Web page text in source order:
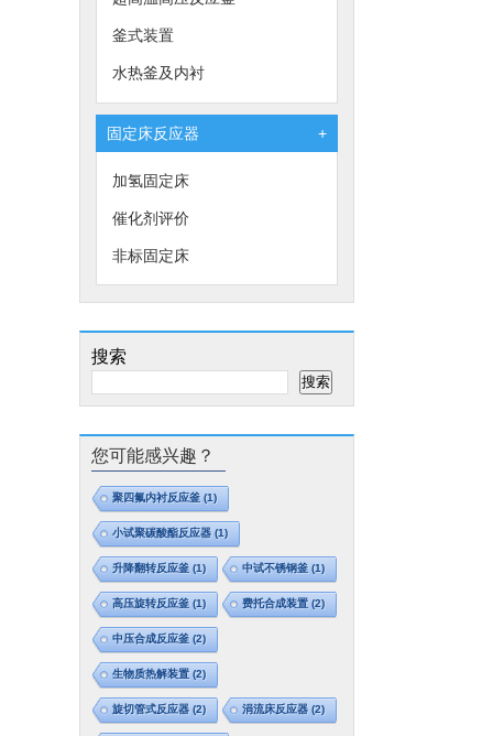
釜式装置
水热釜及内衬
固定床反应器 +
加氢固定床
催化剂评价
非标固定床
搜索
搜索
您可能感兴趣？
聚四氟内衬反应釜 (1)
小试聚碳酸酯反应器 (1)
升降翻转反应釜 (1) 中试不锈钢釜 (1)
高压旋转反应釜 (1) 费托合成装置(2)
中压合成反应釜 (2)
生物质热解装置(2)
旋切管式反应器 (2) 涓流床反应器 (2)